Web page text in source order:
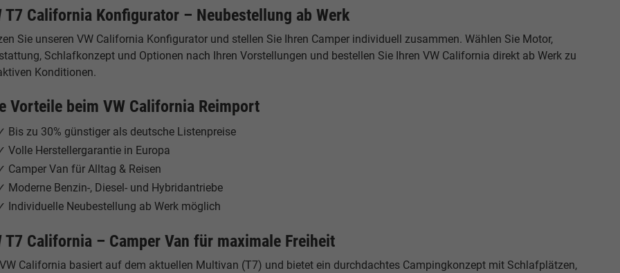
T7 California Konfigurator – Neubestellung ab Werk
Sie unseren VW California Konfigurator und stellen Sie Ihren Camper individuell zusammen. Wählen Sie Motor,
Schlafkonzept und Optionen nach Ihren Vorstellungen und bestellen Sie Ihren VW California direkt ab Werk zu
Konditionen.
Vorteile beim VW California Reimport
Bis zu 30% günstiger als deutsche Listenpreise
Volle Herstellergarantie in Europa
Camper Van für Alltag & Reisen
Moderne Benzin-, Diesel- und Hybridantriebe
Individuelle Neubestellung ab Werk möglich
T7 California – Camper Van für maximale Freiheit
California basiert auf dem aktuellen Multivan (T7) und bietet ein durchdachtes Campingkonzept mit Schlafplätzen,